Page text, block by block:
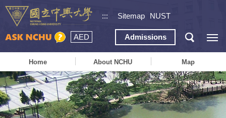
::: Sitemap NUST
AED Admissions
Home About NCHU Map